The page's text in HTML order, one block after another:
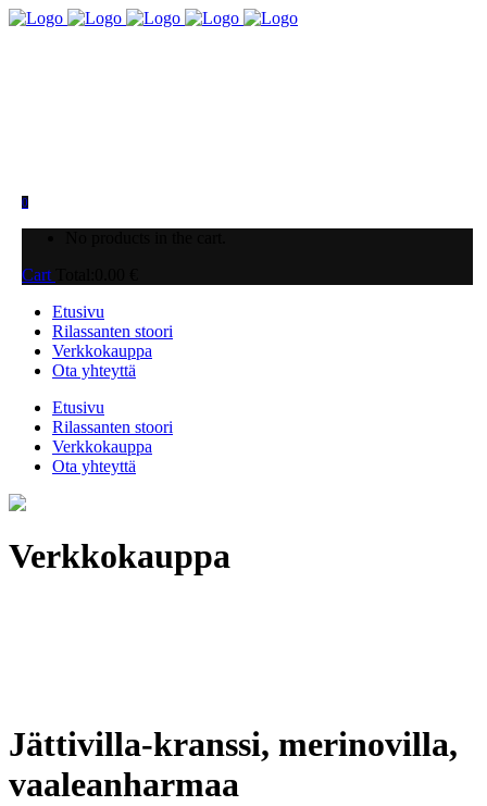
0
Cart
Etusivu
Rilassanten stoori
Verkkokauppa
Ota yhteyttä
Etusivu
Rilassanten stoori
Verkkokauppa
Ota yhteyttä
Verkkokauppa
Jättivilla-kranssi, merinovilla,
vaaleanharmaa